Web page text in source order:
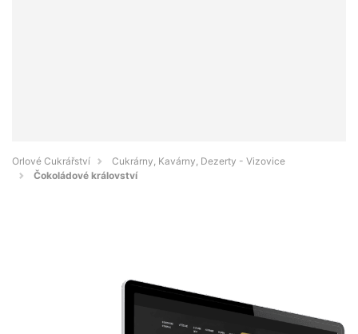
Orlové Cukrářství
Cukrárny, Kavárny, Dezerty - Vizovice
Čokoládové království